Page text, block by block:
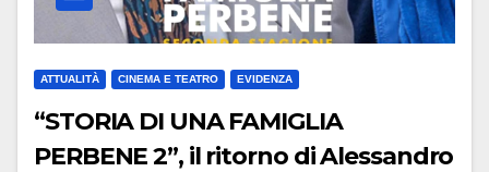
ATTUALITÀ CINEMA E TEATRO EVIDENZA
“STORIA DI UNA FAMIGLIA
PERBENE 2”, il ritorno di Alessandro